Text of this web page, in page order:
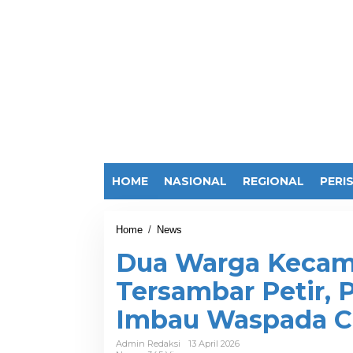
HOME NASIONAL REGIONAL
Home / News
a
W
a
r
g
a
K
Dua Warga
Tersambar Petir,
Imbau Waspada
Admin Redaksi
13 April 2026